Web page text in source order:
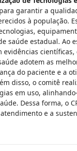
garantir a
à população.
saúde estadual. Ao
científicas,
adotem as
do paciente e a
disso, o comitê
em uso,
Dessa forma, o
e a